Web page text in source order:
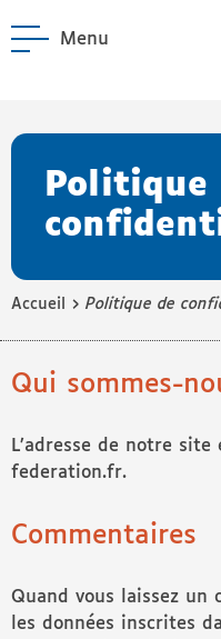
Menu
Politique
Accueil › Politique de
Qui sommes-
L’adresse de notre
federation.fr.
Commentaires
Quand vous laissez un
les données inscrites